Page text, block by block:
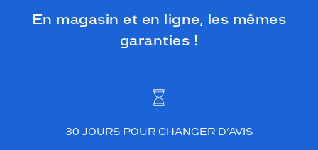
En magasin et en ligne, les mêmes
garanties !
30 JOURS POUR CHANGER D’AVIS